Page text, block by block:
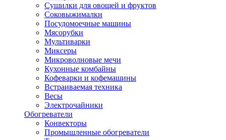
Сушилки для овощей и фруктов
Соковыжималки
Посудомоечные машины
Мясорубки
Мультиварки
Миксеры
Микроволновые мечи
Кухонные комбайны
Кофеварки и кофемашины
Встраиваемая техника
Весы
Электрочайники
Обогреватели
Конвекторы
Промышленные обогреватели